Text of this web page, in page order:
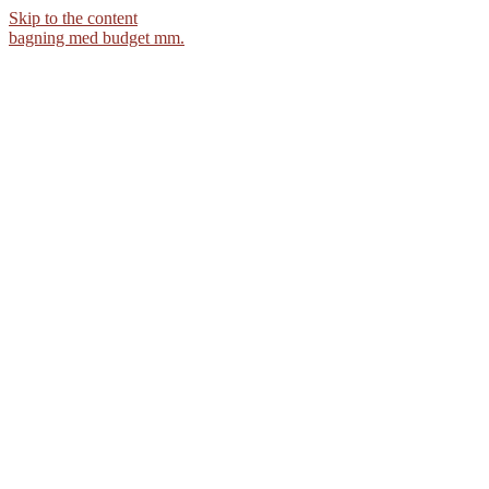
Skip to the content
bagning med budget mm.